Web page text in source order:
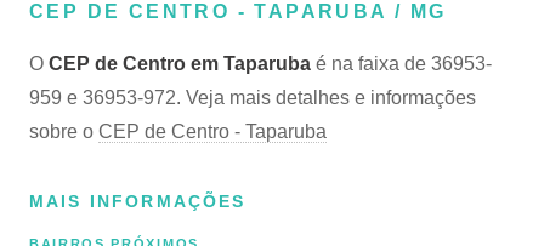
CEP DE CENTRO - TAPARUBA / MG
O CEP de Centro em Taparuba é na faixa de 36953-
959 e 36953-972. Veja mais detalhes e informações
sobre o CEP de Centro - Taparuba
MAIS INFORMAÇÕES